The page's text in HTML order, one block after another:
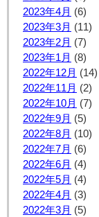
2023年4月 (6)
2023年3月 (11)
2023年2月 (7)
2023年1月 (8)
2022年12月 (14)
2022年11月 (2)
2022年10月 (7)
2022年9月 (5)
2022年8月 (10)
2022年7月 (6)
2022年6月 (4)
2022年5月 (4)
2022年4月 (3)
2022年3月 (5)